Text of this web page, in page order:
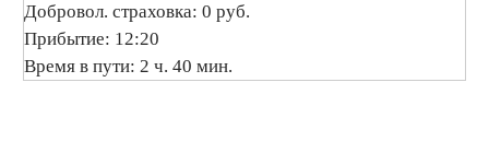
Добровол. страховка: 0 руб.
Прибытие: 12:20
Время в пути: 2 ч. 40 мин.